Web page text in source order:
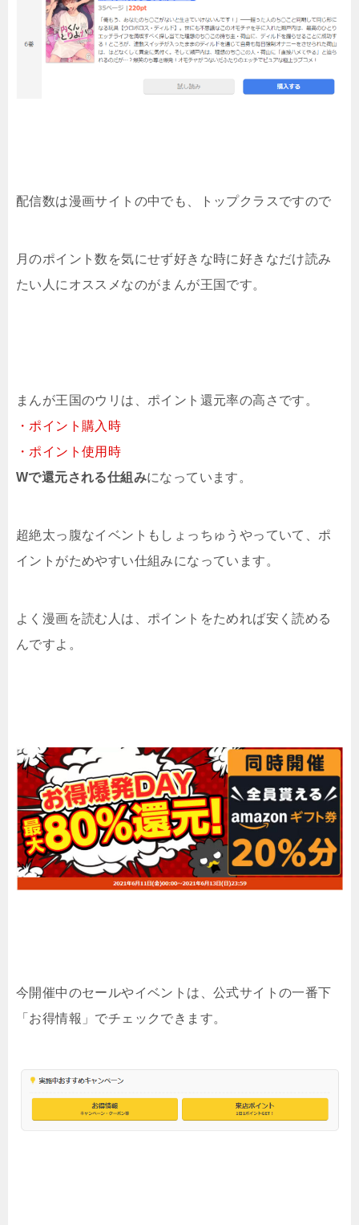
配信数は漫画サイトの中でも、トップクラスですので
月のポイント数を気にせず好きな時に好きなだけ読み
たい人にオススメなのがまんが王国です。
まんが王国のウリは、ポイント還元率の高さです。
・ポイント購入時
・ポイント使用時
Wで還元される仕組みになっています。
超絶太っ腹なイベントもしょっちゅうやっていて、ポ
イントがためやすい仕組みになっています。
よく漫画を読む人は、ポイントをためれば安く読める
んですよ。
今開催中のセールやイベントは、公式サイトの一番下
「お得情報」でチェックできます。